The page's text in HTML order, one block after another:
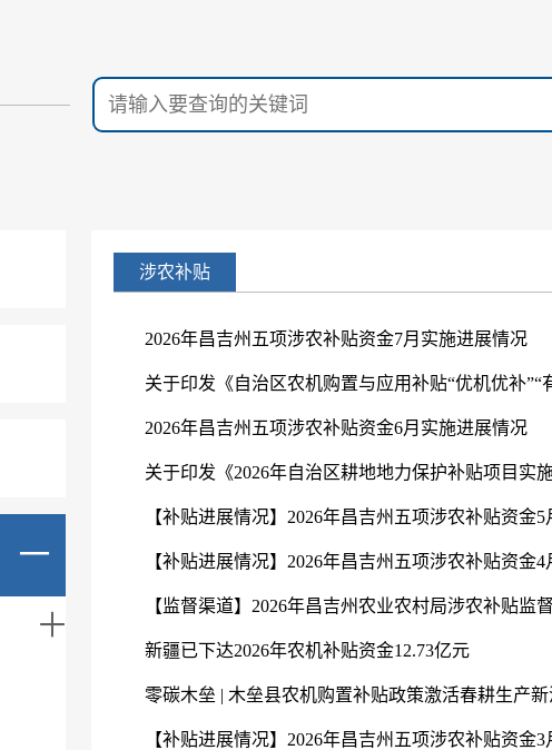
涉农补贴
2026年昌吉州五项涉农补贴资金7月实施进展情况
2026年昌吉州五项涉农补贴资金6月实施进展情况
【补贴进展情况】2026年昌吉州五项涉农补贴资金
【补贴进展情况】2026年昌吉州五项涉农补贴资金
【监督渠道】2026年昌吉州农业农村局涉农补贴监
新疆已下达2026年农机补贴资金12.73亿元
零碳木垒 | 木垒县农机购置补贴政策激活春耕生产新
【补贴进展情况】2026年昌吉州五项涉农补贴资金